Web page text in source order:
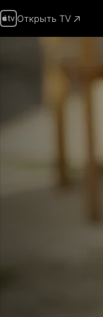
Открыть TV